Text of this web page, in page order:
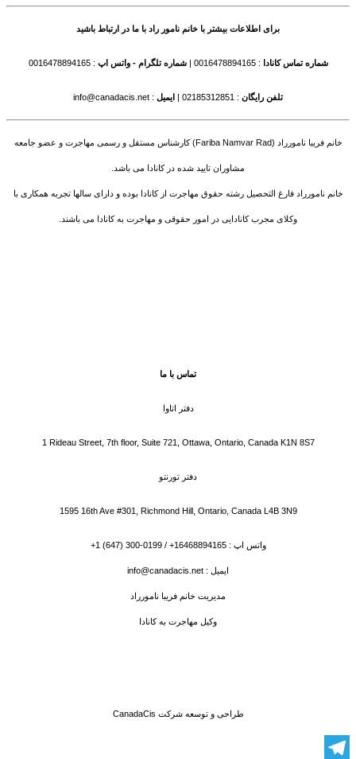
برای اطلاعات بیشتر با خانم نامور راد با ما در ارتباط باشید
شماره تماس کانادا : 0016478894165 | شماره تلگرام - واتس اپ : 0016478894165
تلفن رایگان : 02185312851 | ایمیل : info@canadacis.net
خانم فریبا نامورراد (Fariba Namvar Rad) کارشناس مستقل و رسمی مهاجرت و عضو جامعه
مشاوران تایید شده در کانادا می باشد.
خانم نامورراد فارغ التحصیل رشته حقوق مهاجرت از کانادا بوده و دارای سالها تجربه همکاری با
وکلای مجرب کانادایی در امور حقوقی و مهاجرت به کانادا می باشند.
تماس با ما
دفتر اتاوا
1 Rideau Street, 7th floor, Suite 721, Ottawa, Ontario, Canada K1N 8S7
دفتر تورنتو
1595 16th Ave #301, Richmond Hill, Ontario, Canada L4B 3N9
واتس اپ : 16468894165+ / 0199-300 (647) 1+
ایمیل : info@canadacis.net
مدیریت خانم فریبا نامورراد
وکیل مهاجرت به کانادا
طراحی و توسعه شرکت CanadaCis